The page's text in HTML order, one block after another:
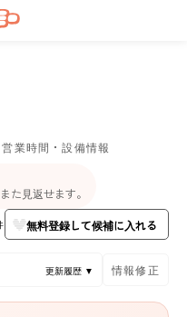
業時間・設備情報
た見返せます。
無料登録して候補に入れる
更新履歴 ▼ 情報修正